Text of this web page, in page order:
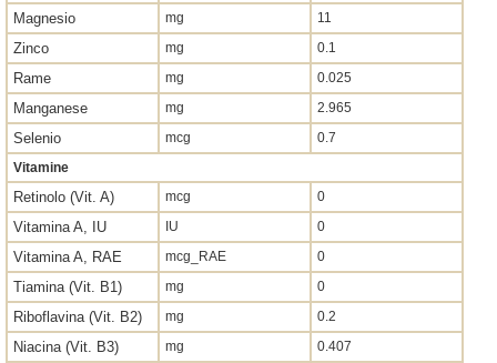
Magnesio mg 11
Zinco mg 0.1
Rame mg 0.025
Manganese mg 2.965
Selenio mcg
0.7
Vitamine
Retinolo (Vit. A) mcg 0
Vitamina A, IU IU 0
Vitamina A, RAE mcg_RAE 0
Tiamina (Vit. B1) mg 0
Riboflavina (Vit. B2) mg 0.2
Niacina (Vit. B3) mg 0.407